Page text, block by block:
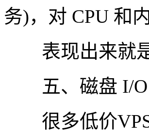
务)，对 CPU 和
表现出来就是
五、磁盘 I/O
很多低价VPS